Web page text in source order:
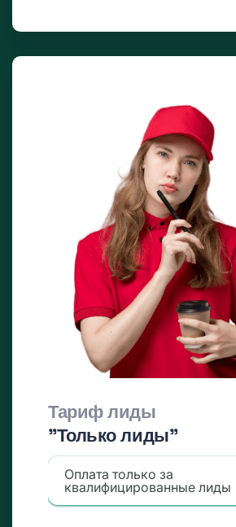
Тариф лиды
"Только лиды"
Оплата только за
квалифицированные лиды